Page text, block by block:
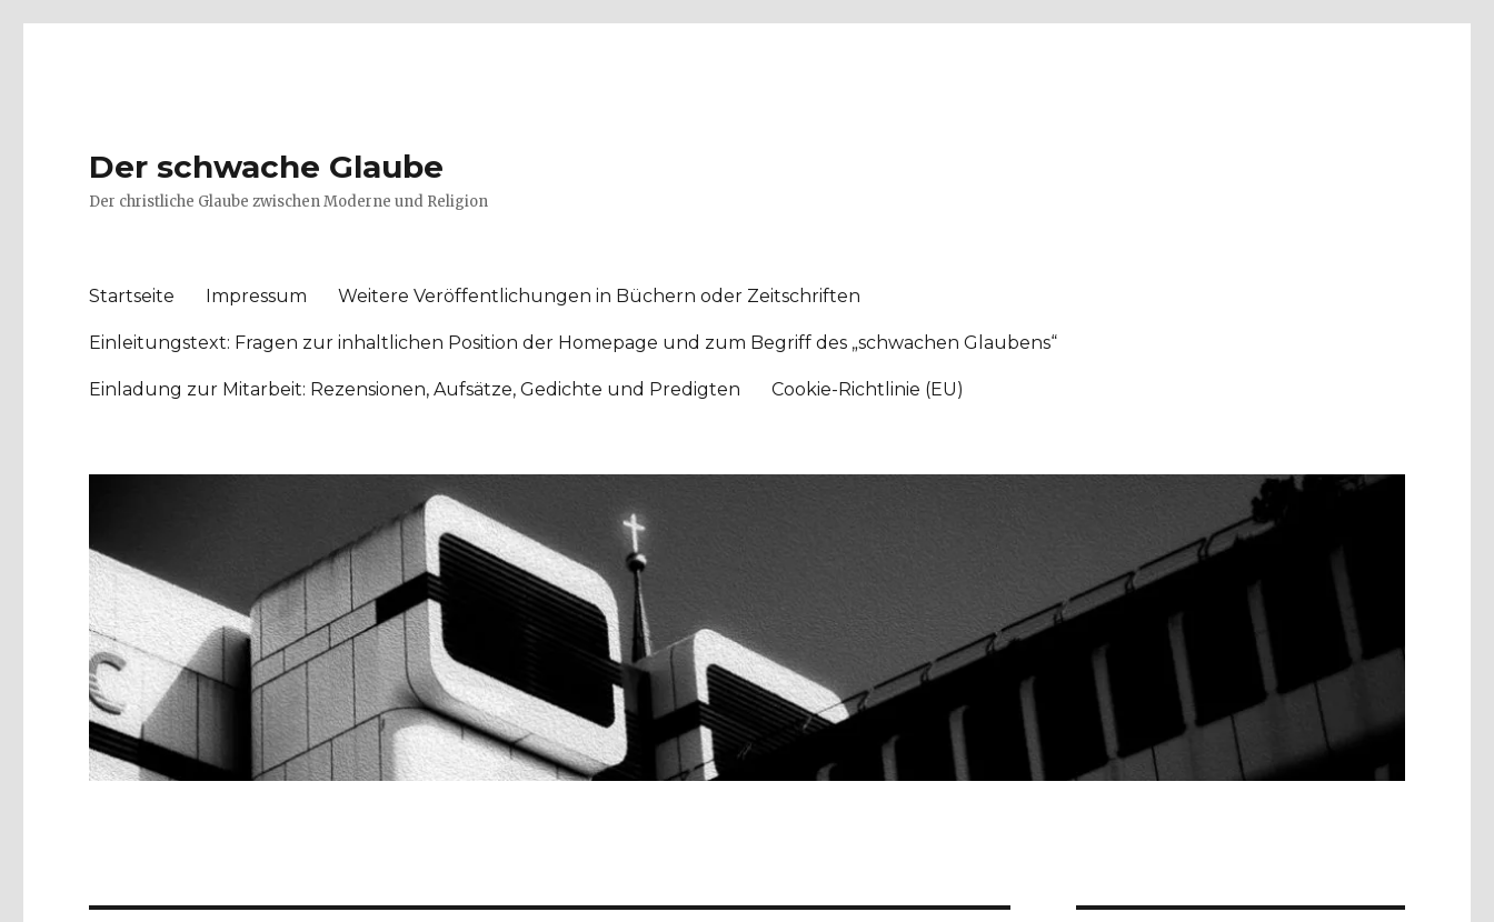
Der schwache Glaube
Der christliche Glaube zwischen Moderne und Religion
Startseite Impressum Weitere Veröffentlichungen in Büchern oder Zeitschriften
Einleitungstext: Fragen zur inhaltlichen Position der Homepage und zum Begriff des „schwachen Glaubens“
Einladung zur Mitarbeit: Rezensionen, Aufsätze, Gedichte und Predigten Cookie-Richtlinie (EU)